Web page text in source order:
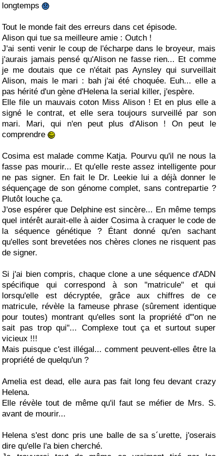
longtemps
Tout le monde fait des erreurs dans cet épisode.
Alison qui tue sa meilleure amie : Outch !
J'ai senti venir le coup de l'écharpe dans le broyeur, mais
j'aurais jamais pensé qu'Alison ne fasse rien... Et comme
je me doutais que ce n'était pas Aynsley qui surveillait
Alison, mais le mari : bah j'ai été choquée. Euh... elle a
pas hérité d'un gène d'Helena la serial killer, j'espère.
Elle file un mauvais coton Miss Alison ! Et en plus elle a
signé le contrat, et elle sera toujours surveillé par son
mari. Mari, qui n'en peut plus d'Alison ! On peut le
comprendre
Cosima est malade comme Katja. Pourvu qu'il ne nous la
fasse pas mourir... Et qu'elle reste assez intelligente pour
ne pas signer. En fait le Dr. Leekie lui a déjà donner le
séquençage de son génome complet, sans contrepartie ?
Plutôt louche ça.
J'ose espérer que Delphine est sincère... En même temps
quel intérêt aurait-elle à aider Cosima à craquer le code de
la séquence génétique ? Étant donné qu'en sachant
qu'elles sont brevetées nos chères clones ne risquent pas
de signer.
Si j'ai bien compris, chaque clone a une séquence d'ADN
spécifique qui correspond à son "matricule" et qui
lorsqu'elle est décryptée, grâce aux chiffres de ce
matricule, révèle la fameuse phrase (sûrement identique
pour toutes) montrant qu'elles sont la propriété d'"on ne
sait pas trop qui"... Complexe tout ça et surtout super
vicieux !!!
Mais puisque c'est illégal... comment peuvent-elles être la
propriété de quelqu'un ?
Amelia est dead, elle aura pas fait long feu devant crazy
Helena.
Elle révèle tout de même qu'il faut se méfier de Mrs. S.
avant de mourir...
Helena s'est donc pris une balle de sa s´urette, j'oserais
dire qu'elle l'a bien cherché.